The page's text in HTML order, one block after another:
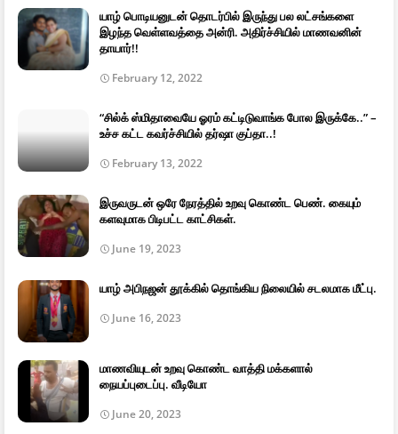
யாழ் பொடியனுடன் தொடர்பில் இருந்து பல லட்சங்களை
இழந்த வெள்ளவத்தை அன்ரி. அதிர்ச்சியில் மாணவனின்
தாயார்!!
February 12, 2022
“சில்க் ஸ்மிதாவையே ஓரம் கட்டிடுவாங்க போல இருக்கே..” –
உச்ச கட்ட கவர்ச்சியில் தர்ஷா குப்தா..!
February 13, 2022
இருவருடன் ஒரே நேரத்தில் உறவு கொண்ட பெண். கையும்
களவுமாக பிடிபட்ட காட்சிகள்.
June 19, 2023
யாழ் அபிநஜன் தூக்கில் தொங்கிய நிலையில் சடலமாக மீட்பு.
June 16, 2023
மாணவியுடன் உறவு கொண்ட வாத்தி மக்களால்
நையப்புடைப்பு. வீடியோ
June 20, 2023